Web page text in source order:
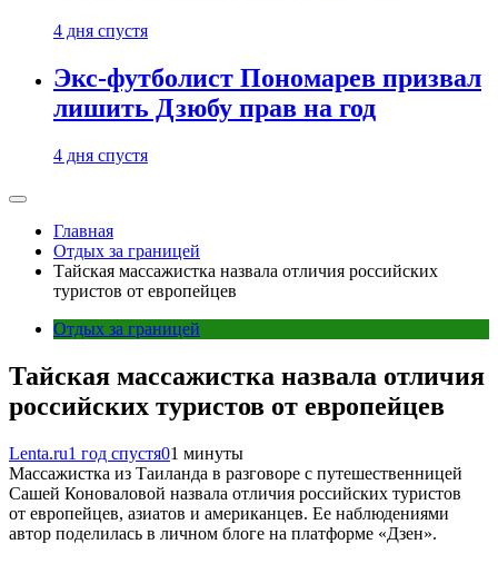
4 дня спустя
Экс-футболист Пономарев призвал
лишить Дзюбу прав на год
4 дня спустя
Главная
Отдых за границей
Тайская массажистка назвала отличия российских
туристов от европейцев
Отдых за границей
Тайская массажистка назвала отличия
российских туристов от европейцев
Lenta.ru1 год спустя01 минуты
Массажистка из Таиланда в разговоре с путешественницей
Сашей Коноваловой назвала отличия российских туристов
от европейцев, азиатов и американцев. Ее наблюдениями
автор поделилась в личном блоге на платформе «Дзен».